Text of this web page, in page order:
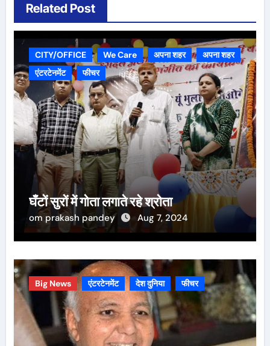
Related Post
CITY/OFFICE We Care अपना शहर
अपना शहर
एंटरटेनमेंट
फीचर
घँटों सुरों में गोता लगाते रहे श्रोता
om prakash pandey Aug 7, 2024
Big News एंटरटेनमेंट देश दुनिया फीचर